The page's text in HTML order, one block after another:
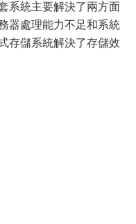
系統主要解決了兩方面
器處理能力不足和系統
存儲系統解決了存儲效